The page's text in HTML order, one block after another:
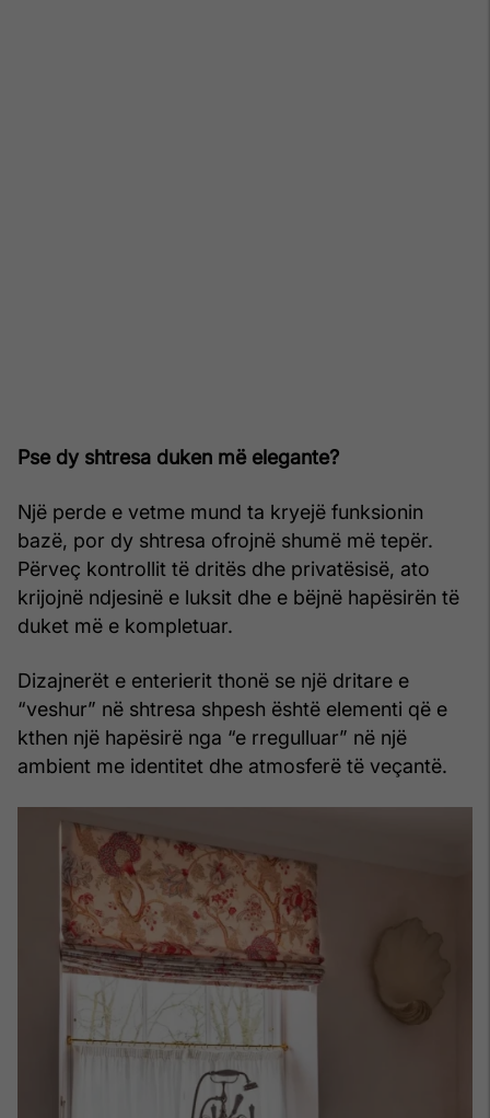
Pse dy shtresa duken më elegante?
Një perde e vetme mund ta kryejë funksionin
bazë, por dy shtresa ofrojnë shumë më tepër.
Përveç kontrollit të dritës dhe privatësisë, ato
krijojnë ndjesinë e luksit dhe e bëjnë hapësirën të
duket më e kompletuar.
Dizajnerët e enterierit thonë se një dritare e
“veshur” në shtresa shpesh është elementi që e
kthen një hapësirë nga “e rregulluar” në një
ambient me identitet dhe atmosferë të veçantë.